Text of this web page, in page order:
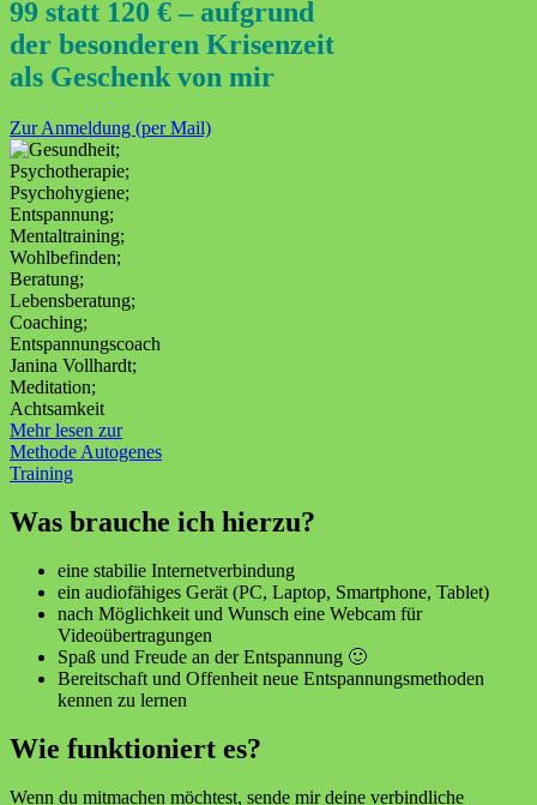
99 statt 120 € – aufgrund
der besonderen Krisenzeit
als Geschenk von mir
Zur Anmeldung (per Mail)
Mehr lesen zur
Methode Autogenes
Training
Was brauche ich hierzu?
eine stabilie Internetverbindung
ein audiofähiges Gerät (PC, Laptop, Smartphone, Tablet)
nach Möglichkeit und Wunsch eine Webcam für
Videoübertragungen
Spaß und Freude an der Entspannung 🙂
Bereitschaft und Offenheit neue Entspannungsmethoden
kennen zu lernen
Wie funktioniert es?
Wenn du mitmachen möchtest, sende mir deine verbindliche